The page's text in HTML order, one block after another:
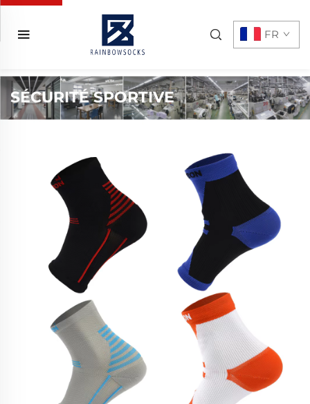
FR
SÉCURITÉ SPORTIVE